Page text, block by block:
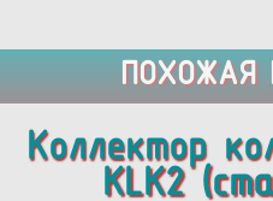
ПОХОЖАЯ
Коллектор
КLК2